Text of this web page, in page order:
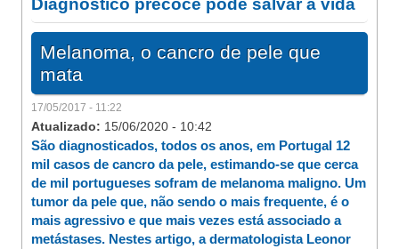
Diagnóstico precoce pode salvar a vida
Melanoma, o cancro de pele que
mata
17/05/2017 - 11:22
Atualizado: 15/06/2020 - 10:42
São diagnosticados, todos os anos, em Portugal 12
mil casos de cancro da pele, estimando-se que cerca
de mil portugueses sofram de melanoma maligno. Um
tumor da pele que, não sendo o mais frequente, é o
mais agressivo e que mais vezes está associado a
metástases. Nestes artigo, a dermatologista Leonor